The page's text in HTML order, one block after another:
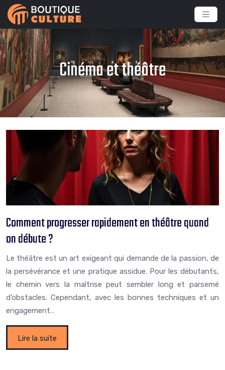
Cinéma et théâtre
Comment progresser rapidement en théâtre quand
on débute ?
Le théâtre est un art exigeant qui demande de la passion, de
la persévérance et une pratique assidue. Pour les débutants,
le chemin vers la maîtrise peut sembler long et parsemé
d’obstacles. Cependant, avec les bonnes techniques et un
engagement…
Lire la suite